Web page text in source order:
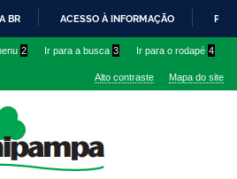
IR
O
BR ACESSO À INFORMAÇÃO
2 Ir para a busca 3 Ir para o rodapé 4
Alto contraste Mapa do site